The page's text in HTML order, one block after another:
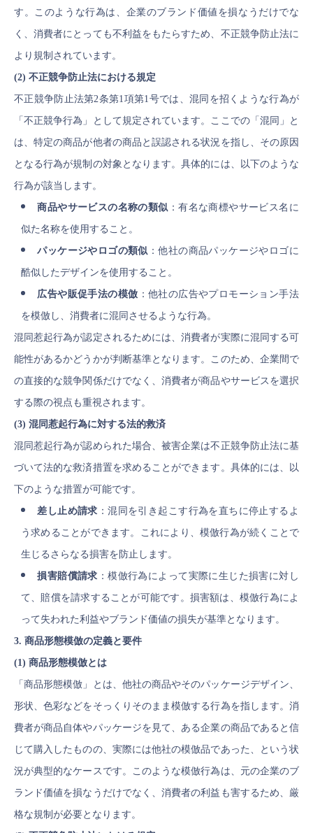
す。このような行為は、企業のブランド価値を損なうだけでな
く、消費者にとっても不利益をもたらすため、不正競争防止法に
より規制されています。
(2) 不正競争防止法における規定
不正競争防止法第2条第1項第1号では、混同を招くような行為が
「不正競争行為」として規定されています。ここでの「混同」と
は、特定の商品が他者の商品と誤認される状況を指し、その原因
となる行為が規制の対象となります。具体的には、以下のような
行為が該当します。
商品やサービスの名称の類似 ：有名な商標やサービス名に
似た名称を使用すること。
パッケージやロゴの類似 ：他社の商品パッケージやロゴに
酷似したデザインを使用すること。
広告や販促手法の模倣 ：他社の広告やプロモーション手法
を模倣し、消費者に混同させるような行為。
混同惹起行為が認定されるためには、消費者が実際に混同する可
能性があるかどうかが判断基準となります。このため、企業間で
の直接的な競争関係だけでなく、消費者が商品やサービスを選択
する際の視点も重視されます。
(3) 混同惹起行為に対する法的救済
混同惹起行為が認められた場合、被害企業は不正競争防止法に基
づいて法的な救済措置を求めることができます。具体的には、以
下のような措置が可能です。
差し止め請求 ：混同を引き起こす行為を直ちに停止するよ
う求めることができます。これにより、模倣行為が続くことで
生じるさらなる損害を防止します。
損害賠償請求 ：模倣行為によって実際に生じた損害に対し
て、賠償を請求することが可能です。損害額は、模倣行為によ
って失われた利益やブランド価値の損失が基準となります。
3. 商品形態模倣の定義と要件
(1) 商品形態模倣とは
「商品形態模倣」とは、他社の商品やそのパッケージデザイン、
形状、色彩などをそっくりそのまま模倣する行為を指します。消
費者が商品自体やパッケージを見て、ある企業の商品であると信
じて購入したものの、実際には他社の模倣品であった、という状
況が典型的なケースです。このような模倣行為は、元の企業のブ
ランド価値を損なうだけでなく、消費者の利益も害するため、厳
格な規制が必要となります。